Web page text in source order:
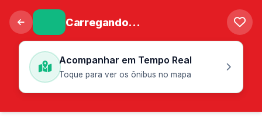
Carregando...
Acompanhar em Tempo Real
Toque para ver os ônibus no mapa